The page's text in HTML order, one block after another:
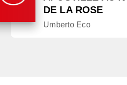
DE LA ROSE
Umberto Eco